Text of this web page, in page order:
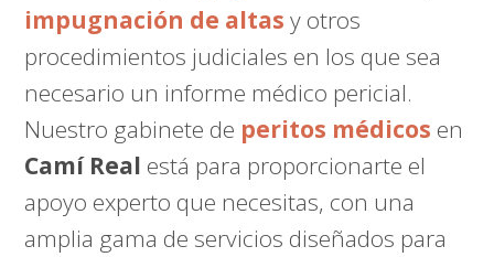
impugnación de altas y otros
procedimientos judiciales en los que sea
necesario un informe médico pericial.
Nuestro gabinete de peritos médicos en
Camí Real está para proporcionarte el
apoyo experto que necesitas, con una
amplia gama de servicios diseñados para